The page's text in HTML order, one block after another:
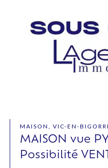
MAISON, VIC-EN-
MAISON vue
Possibilité